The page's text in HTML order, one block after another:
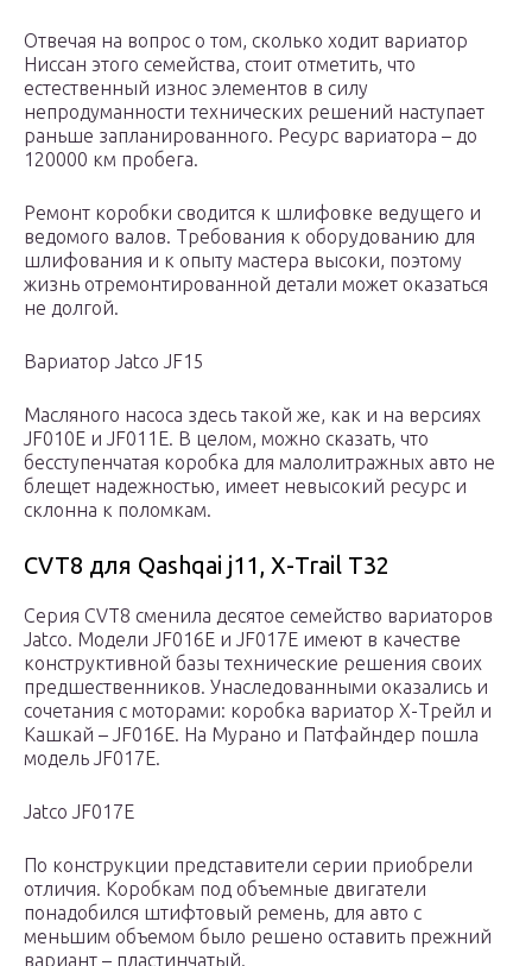
Отвечая на вопрос о том, сколько ходит вариатор
Ниссан этого семейства, стоит отметить, что
естественный износ элементов в силу
непродуманности технических решений наступает
раньше запланированного. Ресурс вариатора – до
120000 км пробега.
Ремонт коробки сводится к шлифовке ведущего и
ведомого валов. Требования к оборудованию для
шлифования и к опыту мастера высоки, поэтому
жизнь отремонтированной детали может оказаться
не долгой.
Вариатор Jatco JF15
Масляного насоса здесь такой же, как и на версиях
JF010E и JF011E. В целом, можно сказать, что
бесступенчатая коробка для малолитражных авто не
блещет надежностью, имеет невысокий ресурс и
склонна к поломкам.
CVT8 для Qashqai j11, Х-Trail T32
Серия CVT8 сменила десятое семейство вариаторов
Jatco. Модели JF016E и JF017E имеют в качестве
конструктивной базы технические решения своих
предшественников. Унаследованными оказались и
сочетания с моторами: коробка вариатор Х-Трейл и
Кашкай – JF016E. На Мурано и Патфайндер пошла
модель JF017E.
Jatco JF017E
По конструкции представители серии приобрели
отличия. Коробкам под объемные двигатели
понадобился штифтовый ремень, для авто с
меньшим объемом было решено оставить прежний
вариант – пластинчатый.